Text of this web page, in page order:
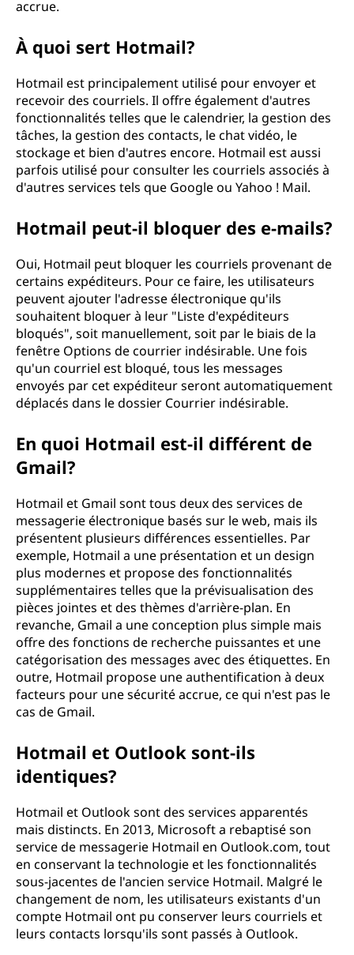
accrue.
À quoi sert Hotmail?
Hotmail est principalement utilisé pour envoyer et
recevoir des courriels. Il offre également d'autres
fonctionnalités telles que le calendrier, la gestion des
tâches, la gestion des contacts, le chat vidéo, le
stockage et bien d'autres encore. Hotmail est aussi
parfois utilisé pour consulter les courriels associés à
d'autres services tels que Google ou Yahoo ! Mail.
Hotmail peut-il bloquer des e-mails?
Oui, Hotmail peut bloquer les courriels provenant de
certains expéditeurs. Pour ce faire, les utilisateurs
peuvent ajouter l'adresse électronique qu'ils
souhaitent bloquer à leur "Liste d'expéditeurs
bloqués", soit manuellement, soit par le biais de la
fenêtre Options de courrier indésirable. Une fois
qu'un courriel est bloqué, tous les messages
envoyés par cet expéditeur seront automatiquement
déplacés dans le dossier Courrier indésirable.
En quoi Hotmail est-il différent de
Gmail?
Hotmail et Gmail sont tous deux des services de
messagerie électronique basés sur le web, mais ils
présentent plusieurs différences essentielles. Par
exemple, Hotmail a une présentation et un design
plus modernes et propose des fonctionnalités
supplémentaires telles que la prévisualisation des
pièces jointes et des thèmes d'arrière-plan. En
revanche, Gmail a une conception plus simple mais
offre des fonctions de recherche puissantes et une
catégorisation des messages avec des étiquettes. En
outre, Hotmail propose une authentification à deux
facteurs pour une sécurité accrue, ce qui n'est pas le
cas de Gmail.
Hotmail et Outlook sont-ils
identiques?
Hotmail et Outlook sont des services apparentés
mais distincts. En 2013, Microsoft a rebaptisé son
service de messagerie Hotmail en Outlook.com, tout
en conservant la technologie et les fonctionnalités
sous-jacentes de l'ancien service Hotmail. Malgré le
changement de nom, les utilisateurs existants d'un
compte Hotmail ont pu conserver leurs courriels et
leurs contacts lorsqu'ils sont passés à Outlook.